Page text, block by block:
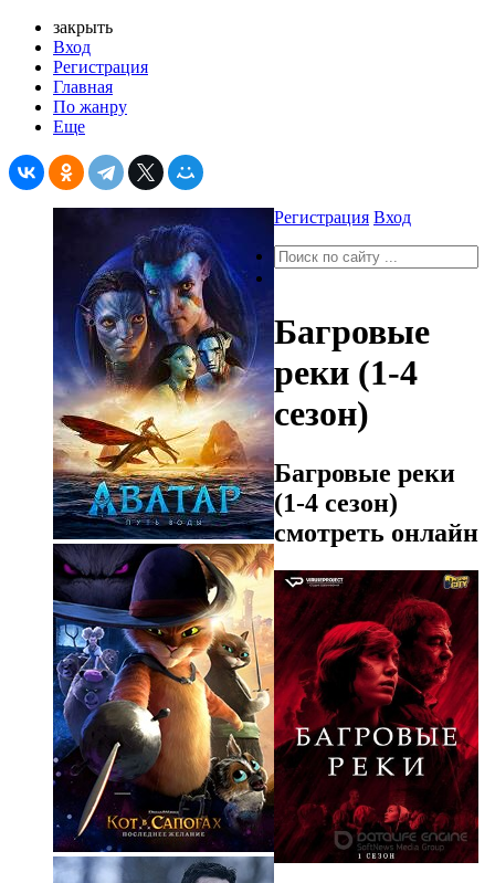
закрыть
Вход
Регистрация
Главная
По жанру
Еще
Регистрация Вход
Багровые
реки (1-4
сезон)
Багровые реки
(1-4 сезон)
смотреть онлайн